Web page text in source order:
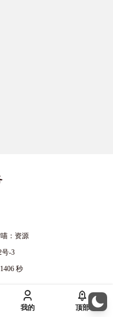
：资源
号-3
秒
我的 顶部